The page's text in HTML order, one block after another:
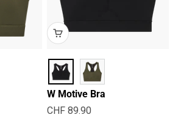
W Motive Bra
Prix de vente
CHF 89.90